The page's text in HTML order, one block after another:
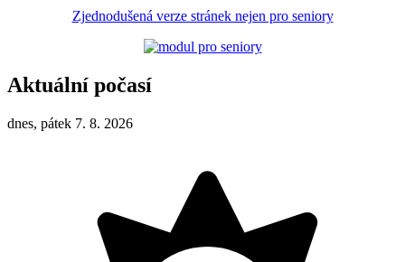
Zjednodušená verze stránek nejen pro seniory
Aktuální počasí
dnes, pátek 7. 8. 2026